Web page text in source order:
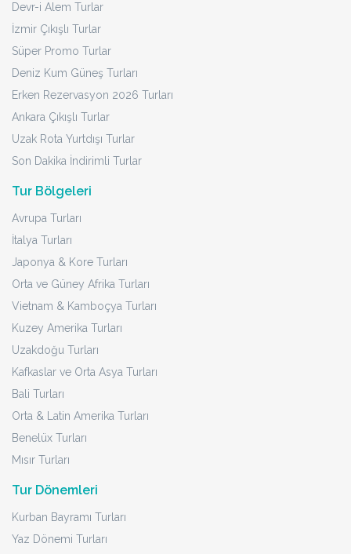
Devr-i Alem Turlar
İzmir Çıkışlı Turlar
Süper Promo Turlar
Deniz Kum Güneş Turları
Erken Rezervasyon 2026 Turları
Ankara Çıkışlı Turlar
Uzak Rota Yurtdışı Turlar
Son Dakika İndirimli Turlar
Tur Bölgeleri
Avrupa Turları
İtalya Turları
Japonya & Kore Turları
Orta ve Güney Afrika Turları
Vietnam & Kamboçya Turları
Kuzey Amerika Turları
Uzakdoğu Turları
Kafkaslar ve Orta Asya Turları
Bali Turları
Orta & Latin Amerika Turları
Benelüx Turları
Mısır Turları
Tur Dönemleri
Kurban Bayramı Turları
Yaz Dönemi Turları